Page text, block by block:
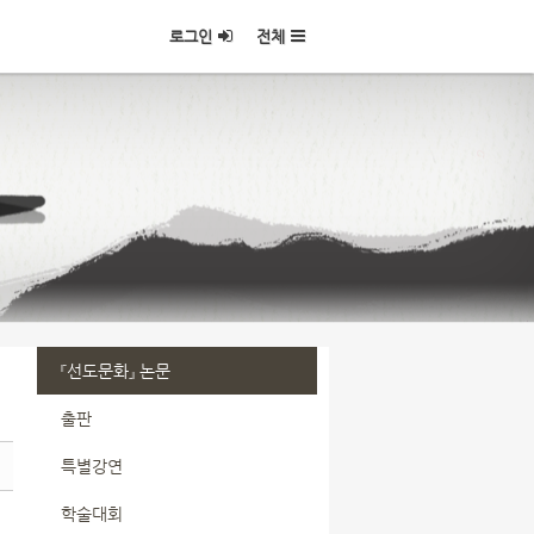
로그인 전체
『선도문화』 논문
출판
특별강연
학술대회